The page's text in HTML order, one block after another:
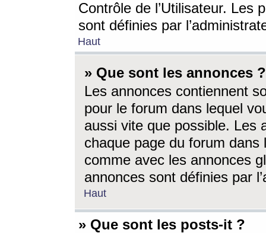
Contrôle de l’Utilisateur. Les
sont définies par
Haut
» Que sont les annonces ?
Les annonces contiennent
pour le forum dans lequel
aussi vite que possible. Les
chaque page du forum dans
comme avec les annonces
annonces sont définies par
Haut
» Que sont les posts-it ?